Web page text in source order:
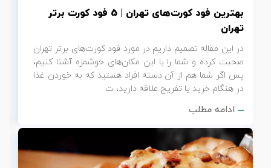
بهترین فود کورت‌های تهران | 5 فود کورت برتر
تهران
در این مقاله تصمیم داریم در مورد فود کورت‌های برتر تهران
صحبت کرده و شما را با این مکان‌های خوشمزه آشنا کنیم،
پس اگر شما هم از آن دسته افراد هستید که به خوردن غذا
در هنگام خرید یا تفریح علاقه دارید، ت
ادامه مطلب